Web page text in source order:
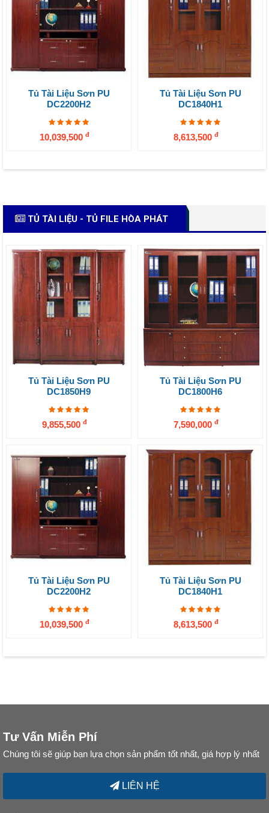
Tủ Tài Liệu Sơn PU
DC2200H2
10,039,500 đ
Tủ Tài Liệu Sơn PU
DC1840H1
8,613,500 đ
TỦ TÀI LIỆU - TỦ FILE HÒA PHÁT
Tủ Tài Liệu Sơn PU
DC1850H9
9,855,500 đ
Tủ Tài Liệu Sơn PU
DC1800H6
7,590,000 đ
Tủ Tài Liệu Sơn PU
DC2200H2
10,039,500 đ
Tủ Tài Liệu Sơn PU
DC1840H1
8,613,500 đ
Tư Vấn Miễn Phí
Chúng tôi sẽ giúp bạn lựa chọn sản phẩm tốt nhất, giá hợp lý nhất
LIÊN HỆ